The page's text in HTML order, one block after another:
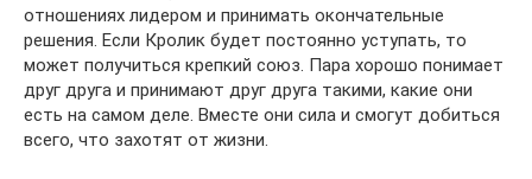
отношениях лидером и принимать окончательные
решения. Если Кролик будет постоянно уступать, то
может получиться крепкий союз. Пара хорошо понимает
друг друга и принимают друг друга такими, какие они
есть на самом деле. Вместе они сила и смогут добиться
всего, что захотят от жизни.